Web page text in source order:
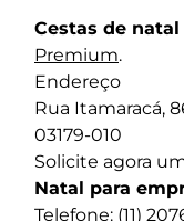
Cestas de natal
Premium.
Endereço
Rua Itamaracá,
03179-010
Solicite agora
Natal para
Telefone: (11)